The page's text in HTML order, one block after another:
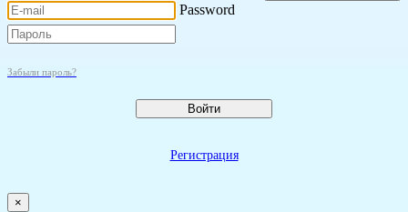
Password
Забыли пароль?
Войти
Регистрация
×